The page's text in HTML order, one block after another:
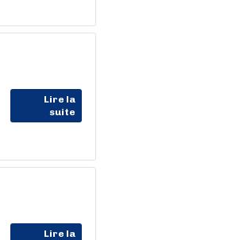
Lire la
suite
Lire la